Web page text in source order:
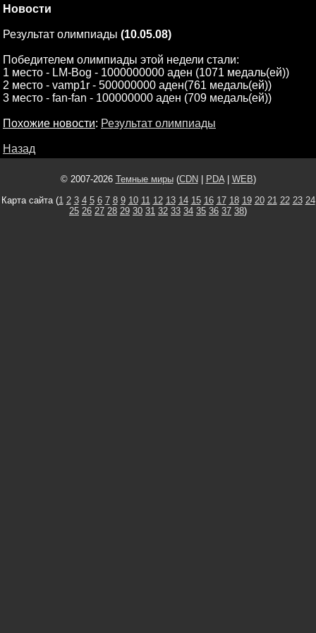
Новости
Результат олимпиады (10.05.08)
Победителем олимпиады этой недели стали:
1 место - LM-Bog - 1000000000 аден (1071 медаль(ей))
2 место - vamp1r - 500000000 аден(761 медаль(ей))
3 место - fan-fan - 100000000 аден (709 медаль(ей))
Похожие новости: Результат олимпиады
Назад
© 2007-2026 Темные миры(CDN PDA| WEB)
Карта сайта (1 2 3 4 5 6 7 8 9 10 11 12 13 14 15 16 17 18 19 20 21 22 23 24
25 26 27 28 29 30 31 32 33 34 35 36 37 38)